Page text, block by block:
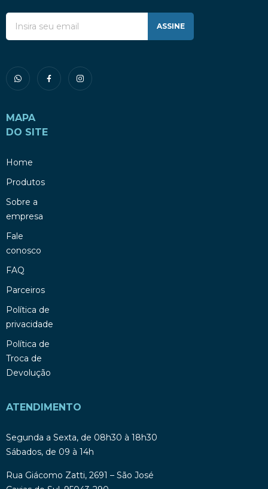
ASSINE
MAPA
DO SITE
Home
Produtos
Sobre a
empresa
Fale
conosco
FAQ
Parceiros
Política de
privacidade
Política de
Troca de
Devolução
ATENDIMENTO
Segunda a Sexta, de 08h30 à 18h30
Sábados, de 09 à 14h
Rua Giácomo Zatti, 2691 – São José